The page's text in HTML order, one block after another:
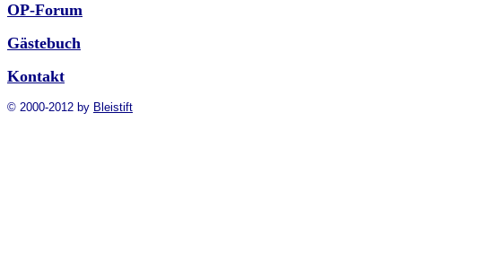
OP-Forum
Gästebuch
Kontakt
© 2000-2012 by Bleistift